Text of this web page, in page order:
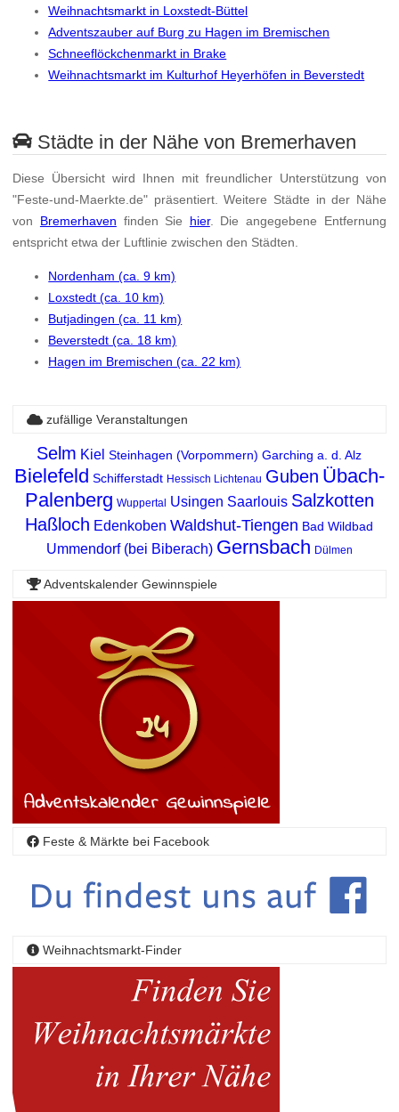
Weihnachtsmarkt in Loxstedt-Büttel
Adventszauber auf Burg zu Hagen im Bremischen
Schneeflöckchenmarkt in Brake
Weihnachtsmarkt im Kulturhof Heyerhöfen in Beverstedt
Städte in der Nähe von Bremerhaven
Diese Übersicht wird Ihnen mit freundlicher Unterstützung von
"Feste-und-Maerkte.de" präsentiert. Weitere Städte in der Nähe
von Bremerhaven finden Sie hier. Die angegebene Entfernung
entspricht etwa der Luftlinie zwischen den Städten.
Nordenham (ca. 9 km)
Loxstedt (ca. 10 km)
Butjadingen (ca. 11 km)
Beverstedt (ca. 18 km)
Hagen im Bremischen (ca. 22 km)
zufällige Veranstaltungen
Selm Kiel Steinhagen (Vorpommern) Garching a. d. Alz
Bielefeld Schifferstadt Hessisch Lichtenau Guben Übach-
Palenberg Wuppertal Usingen Saarlouis Salzkotten
Haßloch Edenkoben Waldshut-Tiengen Bad Wildbad
Ummendorf (bei Biberach) Gernsbach Dülmen
Adventskalender Gewinnspiele
Feste & Märkte bei Facebook
Weihnachtsmarkt-Finder